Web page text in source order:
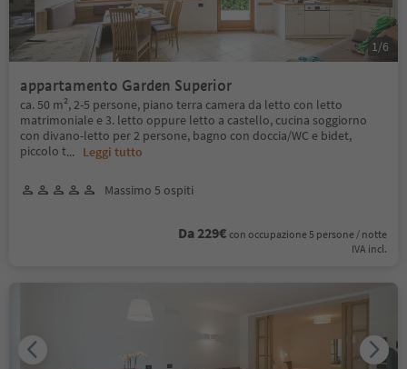
appartamento Garden Superior
ca. 50 m², 2-5 persone, piano terra camera da letto con letto
matrimoniale e 3. letto oppure letto a castello, cucina soggiorno
con divano-letto per 2 persone, bagno con doccia/WC e bidet,
piccolo t... Leggi tutto
Massimo 5 ospiti
Da 229€ con occupazione 5 persone / notte
IVA incl.
1 /6